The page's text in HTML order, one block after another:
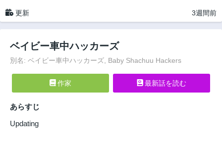
更新 3週間前
ベイビー車中ハッカーズ
別名: ベイビー車中ハッカーズ, Baby Shachuu Hackers
作家 最新話を読む
あらすじ
Updating